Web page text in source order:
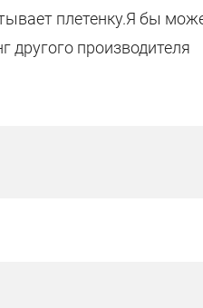
плетенку.Я бы
другого производителя